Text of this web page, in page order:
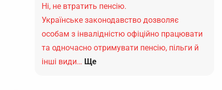
Ні, не втратить пенсію.
Українське законодавство дозволяє
особам з інвалідністю офіційно працювати
та одночасно отримувати пенсію, пільги й
інші види… Ще